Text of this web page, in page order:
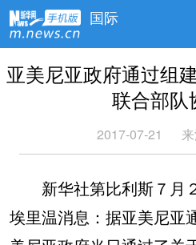
国际
亚美尼亚政府通过组
联合部队
2017-07-21
新华社第比利斯７月２
埃里温消息：据亚美尼亚